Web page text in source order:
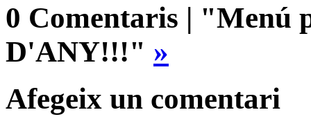
0 Comentaris | "Menú
D'ANY!!!" »
Afegeix un comentari